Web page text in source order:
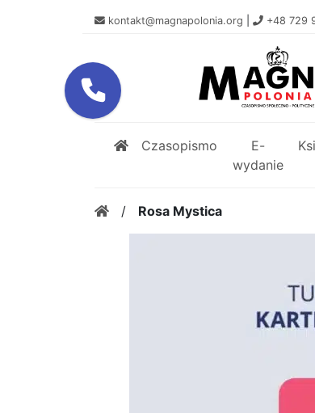
kontakt@magnapolonia.org +48 729
Czasopismo
E-
wydanie
/ Rosa Mystica